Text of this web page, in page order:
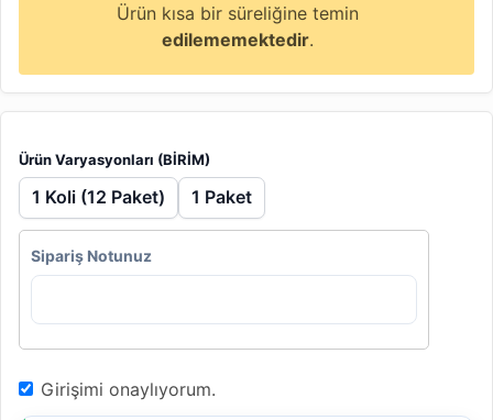
Ürün kısa bir süreliğine temin
edilememektedir.
Ürün Varyasyonları (BİRİM)
1 Koli (12 Paket) 1 Paket
Sipariş Notunuz
Girişimi onaylıyorum.